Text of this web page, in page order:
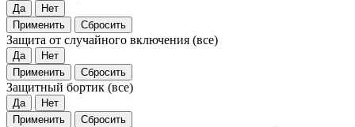
Да
Нет
Применить
Сбросить
Защита от случайного включения (все)
Да
Нет
Применить
Сбросить
Защитный бортик (все)
Да
Нет
Применить
Сбросить